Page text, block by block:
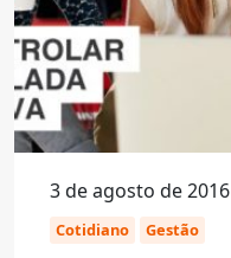
3 de agosto de 2016
Cotidiano Gestão